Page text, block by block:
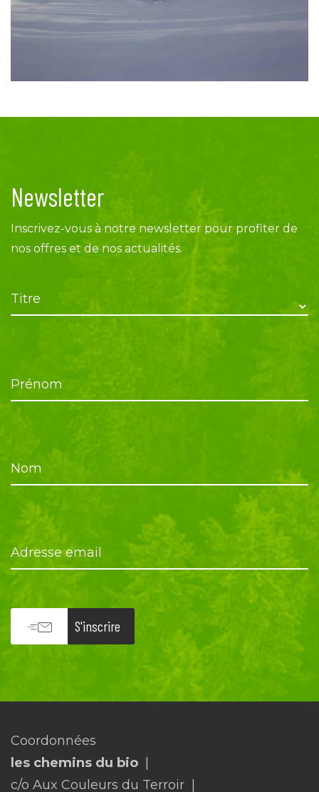
Newsletter
Inscrivez-vous à notre newsletter pour profiter de
nos offres et de nos actualités.
Titre
Prénom
Nom
Adresse email
S'inscrire
Coordonnées
les chemins du bio
c/o Aux Couleurs du Terroir